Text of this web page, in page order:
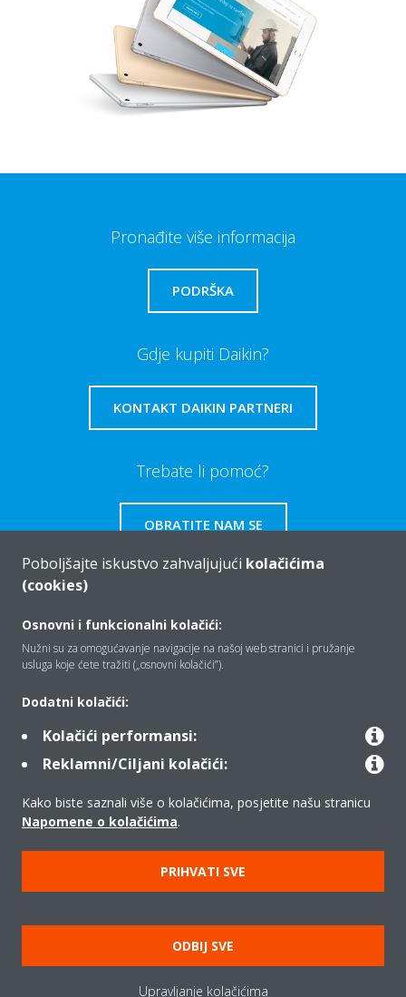
Pronađite više informacija
PODRŠKA
Gdje kupiti Daikin?
KONTAKT DAIKIN PARTNERI
Trebate li pomoć?
OBRATITE NAM SE
Tko smo mi
Rješenja
Kontakt
Pravna napomena
Obavijest o kolačićima
Pravilnik o zaštiti privatnosti podataka
Poslovna etika
Opći uvjeti prodaje
Data Act
Poboljšajte iskustvo zahvaljujući kolačićima
(cookies)
Osnovni i funkcionalni kolačići:
Nužni su za omogućavanje navigacije na našoj web stranici i pružanje
usluga koje ćete tražiti („osnovni kolačići”).
Dodatni kolačići:
Kolačići performansi:
Reklamni/Ciljani kolačići:
Kako biste saznali više o kolačićima, posjetite našu stranicu
Napomene o kolačićima.
PRIHVATI SVE
ODBIJ SVE
Upravljanje kolačićima